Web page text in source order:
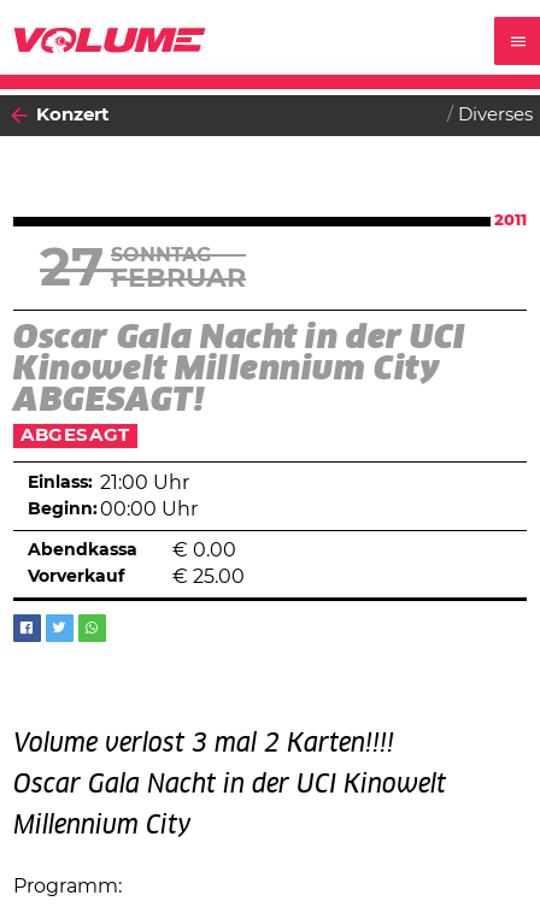
Konzert Diverses
2011
27 SONNTAG
FEBRUAR
Oscar Gala Nacht in der UCI
Kinowelt Millennium City
ABGESAGT!
ABGESAGT
Einlass: 21:00 Uhr
Beginn:00:00 Uhr
Abendkassa € 0.00
Vorverkauf € 25.00
Volume verlost 3 mal 2 Karten!!!!
Oscar Gala Nacht in der UCI Kinowelt
Millennium City
Programm: